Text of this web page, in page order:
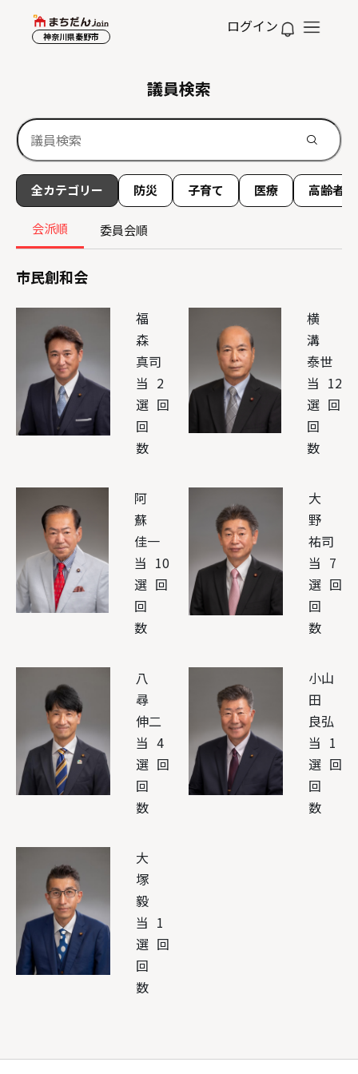
神奈川県秦野市
ログイン
議員検索
全カテゴリー 防災 子育て 医療 高齢者
会派順 委員会順
市民創和会
福
森
真司
当
選
回
数
2
回
横
溝
泰世
当
選
回
数
12
回
阿
蘇
佳一
当
選
回
数
10
回
大
野
祐司
当
選
回
数
7
回
八
尋
伸二
当
選
回
数
4
回
小山
田
良弘
当
選
回
数
1
回
大
塚
毅
当
選
回
数
1
回